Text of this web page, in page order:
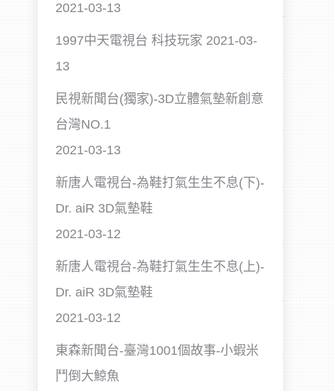
2021-03-13
1997中天電視台 科技玩家 2021-03-
13
民視新聞台(獨家)-3D立體氣墊新創意
台灣NO.1
2021-03-13
新唐人電視台-為鞋打氣生生不息(下)-
Dr. aiR 3D氣墊鞋
2021-03-12
新唐人電視台-為鞋打氣生生不息(上)-
Dr. aiR 3D氣墊鞋
2021-03-12
東森新聞台-臺灣1001個故事-小蝦米
鬥倒大鯨魚